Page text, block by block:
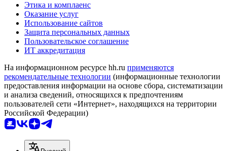
Этика и комплаенс
Оказание услуг
Использование сайтов
Защита персональных данных
Пользовательское соглашение
ИТ аккредитация
На информационном ресурсе hh.ru применяются
рекомендательные технологии (информационные технологии
предоставления информации на основе сбора, систематизации
и анализа сведений, относящихся к предпочтениям
пользователей сети «Интернет», находящихся на территории
Российской Федерации)